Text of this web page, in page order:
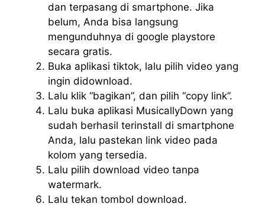
dan terpasang di smartphone. Jika
belum, Anda bisa langsung
mengunduhnya di google playstore
secara gratis.
Buka aplikasi tiktok, lalu pilih video yang
ingin didownload.
Lalu klik “bagikan”, dan pilih “copy link”.
Lalu buka aplikasi MusicallyDown yang
sudah berhasil terinstall di smartphone
Anda, lalu pastekan link video pada
kolom yang tersedia.
Lalu pilih download video tanpa
watermark.
Lalu tekan tombol download.